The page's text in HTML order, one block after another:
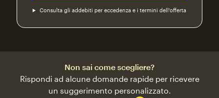
Consulta gli addebiti per eccedenza e i termini dell'offerta
Non sai come scegliere?
Rispondi ad alcune domande rapide per ricevere
un suggerimento personalizzato.